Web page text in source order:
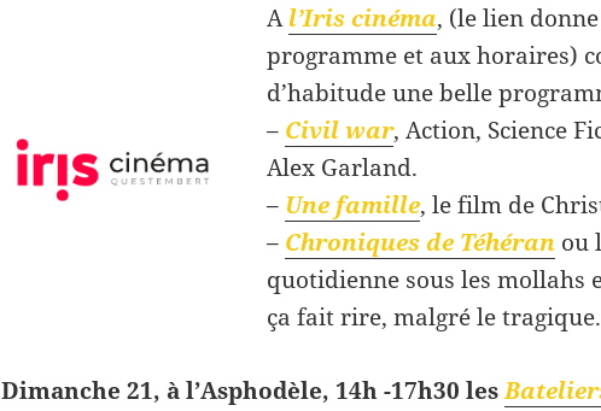
Al’Iris cinéma, (le lien
programme et aux horaires)
d’habitude une belle
– Civil war, Action, Science
Alex Garland.
– Une famille, le film de
– Chroniques de Téhéranou
quotidienne sous les mollahs
ça fait rire, malgré le tragique.
Dimanche 21, à l’Asphodèle, 14h -17h30 les